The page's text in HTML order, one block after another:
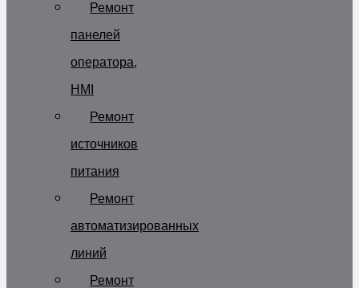
Ремонт
панелей
оператора,
HMI
Ремонт
источников
питания
Ремонт
автоматизированных
линий
Ремонт